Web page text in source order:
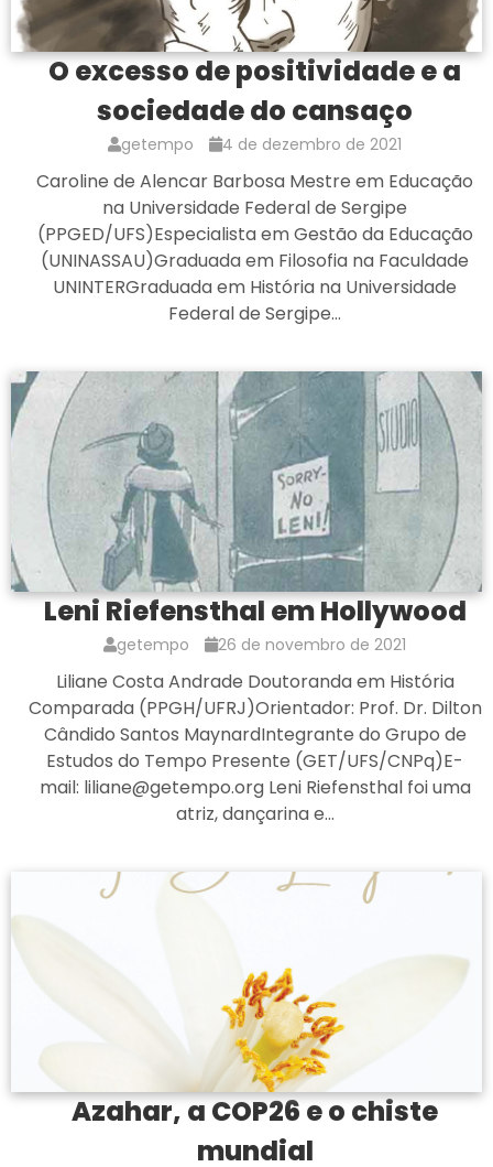
O excesso de positividade e a
sociedade do cansaço
getempo 4 de dezembro de 2021
Caroline de Alencar Barbosa Mestre em Educação
na Universidade Federal de Sergipe
(PPGED/UFS)Especialista em Gestão da Educação
(UNINASSAU)Graduada em Filosofia na Faculdade
UNINTERGraduada em História na Universidade
Federal de Sergipe…
Leni Riefensthal em Hollywood
getempo 26 de novembro de 2021
Liliane Costa Andrade Doutoranda em História
Comparada (PPGH/UFRJ)Orientador: Prof. Dr. Dilton
Cândido Santos MaynardIntegrante do Grupo de
Estudos do Tempo Presente (GET/UFS/CNPq)E-
mail: liliane@getempo.org Leni Riefensthal foi uma
atriz, dançarina e…
Azahar, a COP26 e o chiste
mundial